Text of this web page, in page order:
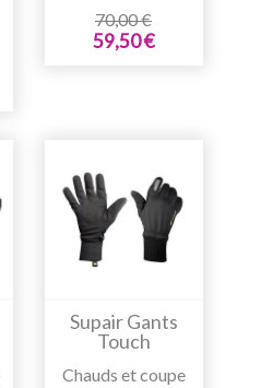
70,00 €
59,50 €
Supair Gants
Touch
Chauds et coupe